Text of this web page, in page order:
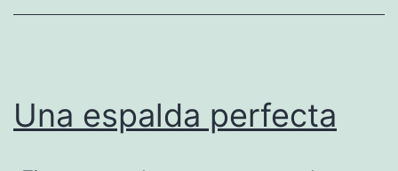
Una espalda perfecta